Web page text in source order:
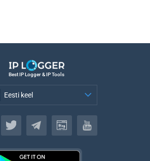
Best IP Logger & IP Tools
Eesti keel
Eesti keel